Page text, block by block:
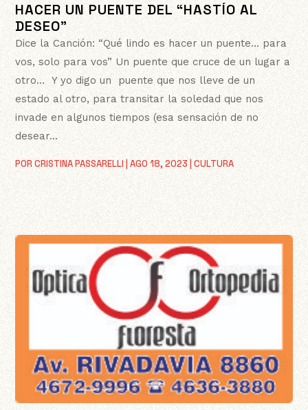
HACER UN PUENTE DEL “HASTÍO AL
DESEO”
PORCRISTINA PASSARELLI |AGO 18, 2023 |CULTURA
Dice la Canción: “Qué lindo es hacer un puente… para
vos, solo para vos” Un puente que cruce de un lugar a
otro… Y yo digo un puente que nos lleve de un
estado al otro, para transitar la soledad que nos
invade en algunos tiempos (esa sensación de no
desear...